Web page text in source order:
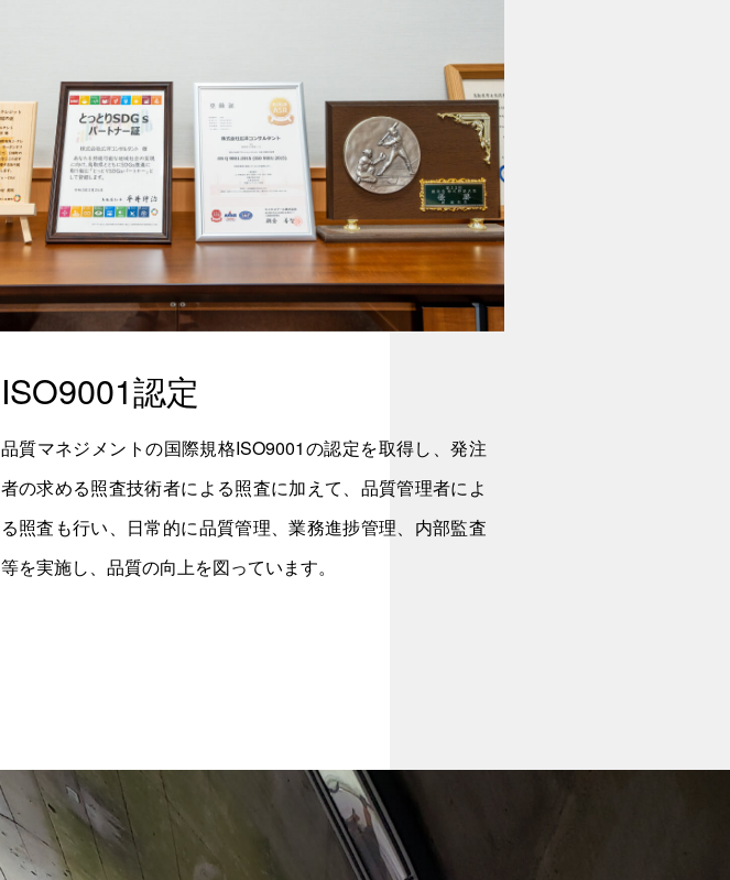
ISO9001認定
品質マネジメントの国際規格ISO9001の認定を取得し、発注
者の求める照査技術者による照査に加えて、品質管理者によ
る照査も行い、日常的に品質管理、業務進捗管理、内部監査
等を実施し、品質の向上を図っています。